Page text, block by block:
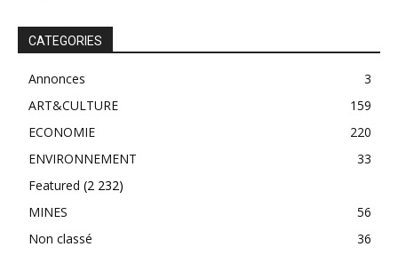
CATEGORIES
Annonces
3
ART&CULTURE
159
ECONOMIE
220
ENVIRONNEMENT
33
Featured (2 232)
MINES
56
Non classé
36